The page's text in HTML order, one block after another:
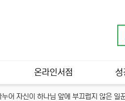
온라인서점 성
누어 자신이 하나님 앞에 부끄럽지 않은